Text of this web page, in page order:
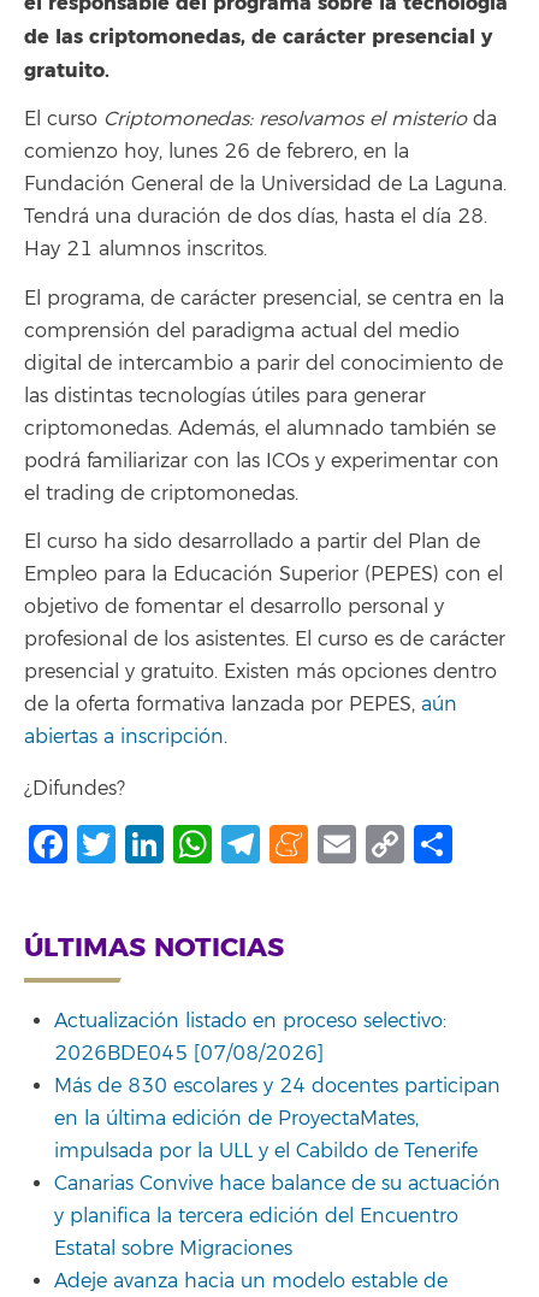
de las criptomonedas, de carácter presencial y
gratuito.
El curso Criptomonedas: resolvamos el misterioda
comienzo hoy, lunes 26 de febrero, en la
Fundación General de la Universidad de La Laguna.
Tendrá una duración de dos días, hasta el día 28.
Hay 21 alumnos inscritos.
El programa, de carácter presencial, se centra en la
comprensión del paradigma actual del medio
digital de intercambio a parir del conocimiento de
las distintas tecnologías útiles para generar
criptomonedas. Además, el alumnado también se
podrá familiarizar con las ICOs y experimentar con
el trading de criptomonedas.
El curso ha sido desarrollado a partir del Plan de
Empleo para la Educación Superior (PEPES) con el
objetivo de fomentar el desarrollo personal y
profesional de los asistentes. El curso es de carácter
presencial y gratuito. Existen más opciones dentro
de la oferta formativa lanzada por PEPES, aún
abiertas a inscripción.
¿Difundes?
Facebook
Twitter
LinkedIn
WhatsApp
Telegram
Meneame
Email
Copy
ÚLTIMAS NOTICIAS
Actualización listado en proceso selectivo:
2026BDE045 [07/08/2026]
Más de 830 escolares y 24 docentes participan
en la última edición de ProyectaMates,
impulsada por la ULL y el Cabildo de Tenerife
Canarias Convive hace balance de su actuación
y planifica la tercera edición del Encuentro
Estatal sobre Migraciones
Adeje avanza hacia un modelo estable de